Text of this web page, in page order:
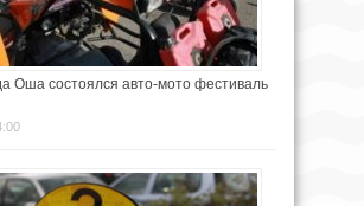
Оша состоялся авто-мото фестиваль